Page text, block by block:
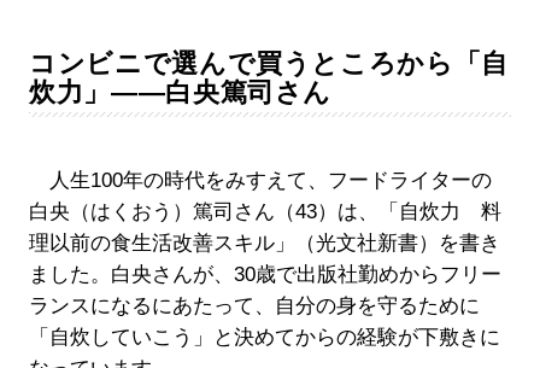
コンビニで選んで買うところから「自
炊力」――白央篤司さん
人生100年の時代をみすえて、フードライターの
白央（はくおう）篤司さん（43）は、「自炊力 料
理以前の食生活改善スキル」（光文社新書）を書き
ました。白央さんが、30歳で出版社勤めからフリー
ランスになるにあたって、自分の身を守るために
「自炊していこう」と決めてからの経験が下敷きに